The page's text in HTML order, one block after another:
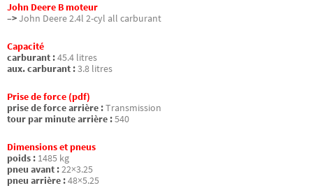
John Deere B moteur
–>John Deere 2.4l 2-cyl all carburant
Capacité
carburant :45.4 litres
aux. carburant :3.8 litres
Prise de force (pdf)
prise de force arrière :Transmission
tour par minute arrière :540
Dimensions et pneus
poids : 1485 kg
pneu avant :22×3.25
pneu arrière :48×5.25